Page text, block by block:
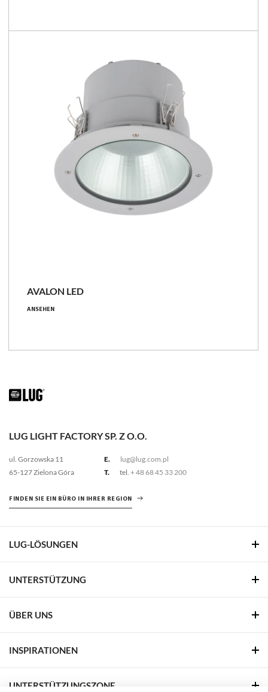
AVALON LED
ANSEHEN
LUG LIGHT FACTORY SP. Z O.O.
ul. Gorzowska 11
65-127 Zielona Góra
E.
lug@lug.com.pl
T.
tel. + 48 68 45 33 200
FINDEN SIE EIN BÜRO IN IHRER REGION
LUG-LÖSUNGEN
UNTERSTÜTZUNG
ÜBER UNS
INSPIRATIONEN
UNTERSTÜTZUNGSZONE